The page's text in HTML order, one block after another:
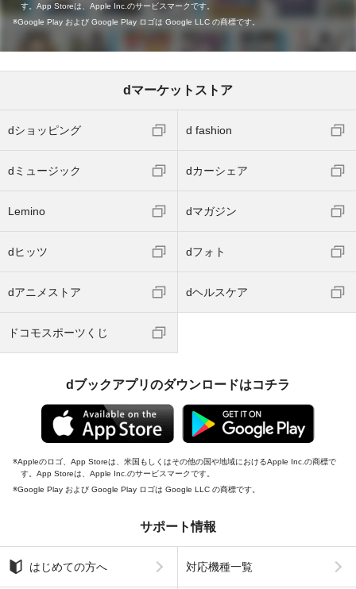
す。App Storeは、Apple Inc.のサービスマークです。
Google Play および Google Play ロゴは Google LLC の商標です。
dマーケットストア
dショッピング d fashion
dミュージック dカーシェア
Lemino dマガジン
dヒッツ dフォト
dアニメストア dヘルスケア
ドコモスポーツくじ
dブックアプリのダウンロードはコチラ
Appleのロゴ、App Storeは、米国もしくはその他の国や地域におけるApple Inc.の商標で
す。App Storeは、Apple Inc.のサービスマークです。
Google Play および Google Play ロゴは Google LLC の商標です。
サポート情報
はじめての方へ 対応機種一覧